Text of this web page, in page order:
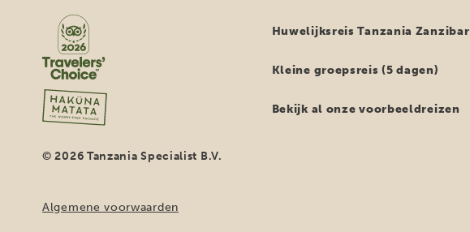
© 2026 Tanzania Specialist B.V.
Algemene voorwaarden
Huwelijksreis Tanzania Zanzibar
Kleine groepsreis (5 dagen)
Bekijk al onze voorbeeldreizen